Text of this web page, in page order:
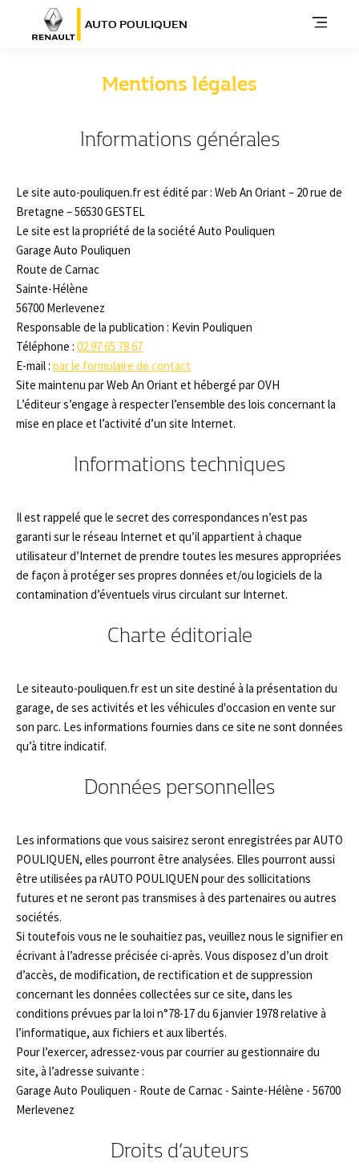
AUTO POULIQUEN
Mentions légales
Informations générales
Le site auto-pouliquen.fr est édité par : Web An Oriant – 20 rue de
Bretagne – 56530 GESTEL
Le site est la propriété de la société Auto Pouliquen
Garage Auto Pouliquen
Route de Carnac
Sainte-Hélène
56700 Merlevenez
Responsable de la publication : Kevin Pouliquen
Téléphone : 02 97 65 78 67
E-mail : par le formulaire de contact
Site maintenu par Web An Oriant et hébergé par OVH
L’éditeur s’engage à respecter l’ensemble des lois concernant la
mise en place et l’activité d’un site Internet.
Informations techniques
Il est rappelé que le secret des correspondances n’est pas
garanti sur le réseau Internet et qu’il appartient à chaque
utilisateur d’Internet de prendre toutes les mesures appropriées
de façon à protéger ses propres données et/ou logiciels de la
contamination d’éventuels virus circulant sur Internet.
Charte éditoriale
Le siteauto-pouliquen.fr est un site destiné à la présentation du
garage, de ses activités et les véhicules d'occasion en vente sur
son parc. Les informations fournies dans ce site ne sont données
qu’à titre indicatif.
Données personnelles
Les informations que vous saisirez seront enregistrées par AUTO
POULIQUEN, elles pourront être analysées. Elles pourront aussi
être utilisées pa rAUTO POULIQUEN pour des sollicitations
futures et ne seront pas transmises à des partenaires ou autres
sociétés.
Si toutefois vous ne le souhaitiez pas, veuillez nous le signifier en
écrivant à l’adresse précisée ci-après. Vous disposez d’un droit
d’accès, de modification, de rectification et de suppression
concernant les données collectées sur ce site, dans les
conditions prévues par la loi n°78-17 du 6 janvier 1978 relative à
l’informatique, aux fichiers et aux libertés.
Pour l’exercer, adressez-vous par courrier au gestionnaire du
site, à l’adresse suivante :
Garage Auto Pouliquen - Route de Carnac - Sainte-Hélène - 56700
Merlevenez
Droits d’auteurs